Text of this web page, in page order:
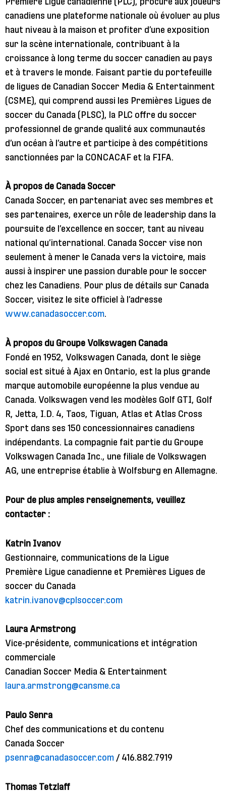
canadiens une plateforme nationale où évoluer au plus
haut niveau à la maison et profiter d’une exposition
sur la scène internationale, contribuant à la
croissance à long terme du soccer canadien au pays
et à travers le monde. Faisant partie du portefeuille
de ligues de Canadian Soccer Media & Entertainment
(CSME), qui comprend aussi les Premières Ligues de
soccer du Canada (PLSC), la PLC offre du soccer
professionnel de grande qualité aux communautés
d’un océan à l’autre et participe à des compétitions
sanctionnées par la CONCACAF et la FIFA.
À propos de Canada Soccer
Canada Soccer, en partenariat avec ses membres et
ses partenaires, exerce un rôle de leadership dans la
poursuite de l’excellence en soccer, tant au niveau
national qu’international. Canada Soccer vise non
seulement à mener le Canada vers la victoire, mais
aussi à inspirer une passion durable pour le soccer
chez les Canadiens. Pour plus de détails sur Canada
Soccer, visitez le site officiel à l’adresse
www.canadasoccer.com.
À propos du Groupe Volkswagen Canada
Fondé en 1952, Volkswagen Canada, dont le siège
social est situé à Ajax en Ontario, est la plus grande
marque automobile européenne la plus vendue au
Canada. Volkswagen vend les modèles Golf GTI, Golf
R, Jetta, I.D. 4, Taos, Tiguan, Atlas et Atlas Cross
Sport dans ses 150 concessionnaires canadiens
indépendants. La compagnie fait partie du Groupe
Volkswagen Canada Inc., une filiale de Volkswagen
AG, une entreprise établie à Wolfsburg en Allemagne.
Pour de plus amples renseignements, veuillez
contacter :
Katrin Ivanov
Gestionnaire, communications de la Ligue
Première Ligue canadienne et Premières Ligues de
soccer du Canada
katrin.ivanov@cplsoccer.com
Laura Armstrong
Vice-présidente, communications et intégration
commerciale
Canadian Soccer Media & Entertainment
laura.armstrong@cansme.ca
Paulo Senra
Chef des communications et du contenu
Canada Soccer
psenra@canadasoccer.com / 416.882.7919
Thomas Tetzlaff